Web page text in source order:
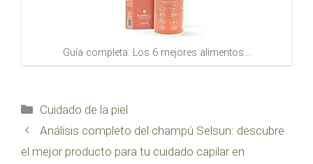
Guía completa: Los 6 mejores alimentos…
Categorías
Cuidado de la piel
Análisis completo del champú Selsun: descubre
el mejor producto para tu cuidado capilar en